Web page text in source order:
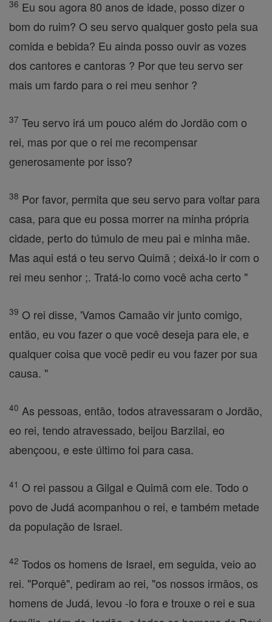
36 Eu sou agora 80 anos de idade, posso dizer o
bom do ruim? O seu servo qualquer gosto pela sua
comida e bebida? Eu ainda posso ouvir as vozes
dos cantores e cantoras ? Por que teu servo ser
mais um fardo para o rei meu senhor ?
37 Teu servo irá um pouco além do Jordão com o
rei, mas por que o rei me recompensar
generosamente por isso?
38 Por favor, permita que seu servo para voltar para
casa, para que eu possa morrer na minha própria
cidade, perto do túmulo de meu pai e minha mãe.
Mas aqui está o teu servo Quimã ; deixá-lo ir com o
rei meu senhor ;. Tratá-lo como você acha certo "
39 O rei disse, 'Vamos Camaão vir junto comigo,
então, eu vou fazer o que você deseja para ele, e
qualquer coisa que você pedir eu vou fazer por sua
causa. "
40 As pessoas, então, todos atravessaram o Jordão,
eo rei, tendo atravessado, beijou Barzilai, eo
abençoou, e este último foi para casa.
41 O rei passou a Gilgal e Quimã com ele. Todo o
povo de Judá acompanhou o rei, e também metade
da população de Israel.
42 Todos os homens de Israel, em seguida, veio ao
rei. "Porquê", pediram ao rei, "os nossos irmãos, os
homens de Judá, levou -lo fora e trouxe o rei e sua